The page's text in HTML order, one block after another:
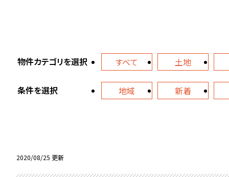
物件カテゴリを選択 すべて 土地
条件を選択 地域 新着
2020/08/25 更新